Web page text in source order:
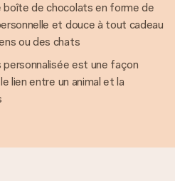
boîte de chocolats en forme de
et douce à tout cadeau
ou des chats
est une façon
lien entre un animal et la